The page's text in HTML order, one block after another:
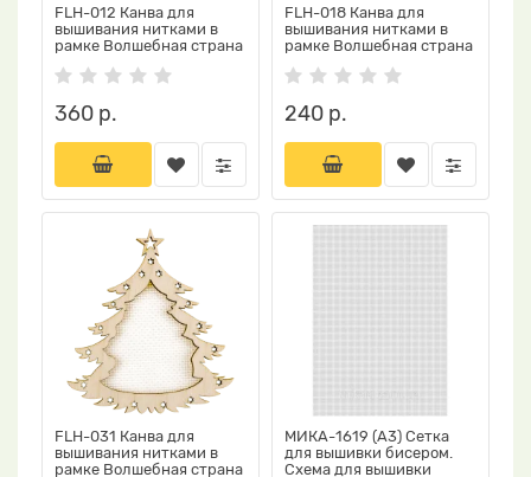
FLH-012 Канва для
вышивания нитками в
рамке Волшебная страна
360 р.
FLH-018 Канва для
вышивания нитками в
рамке Волшебная страна
240 р.
FLH-031 Канва для
вышивания нитками в
рамке Волшебная страна
МИКА-1619 (А3) Сетка
для вышивки бисером.
Схема для вышивки